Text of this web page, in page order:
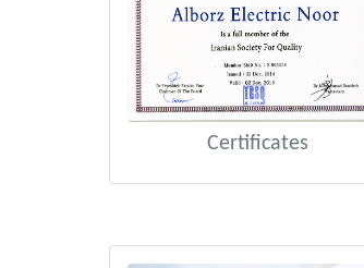
Certificates